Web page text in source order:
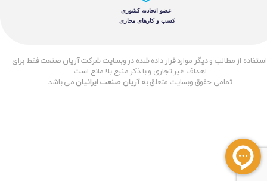
​استفاده از مطالب و دیگر موارد قرار داده شده در وبسایت شرکت آریان صنعت فقط برای
اهداف غیر تجاری و با ذکر منبع بلا مانع است.
تمامی حقوق وبسایت متعلق بهآریان صنعت ایرانیانمی باشد.